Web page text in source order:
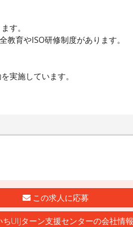
す。
育やISO研修制度があります。
実施しています。
この求人に応募
ちUIJターン支援センターの会社情報